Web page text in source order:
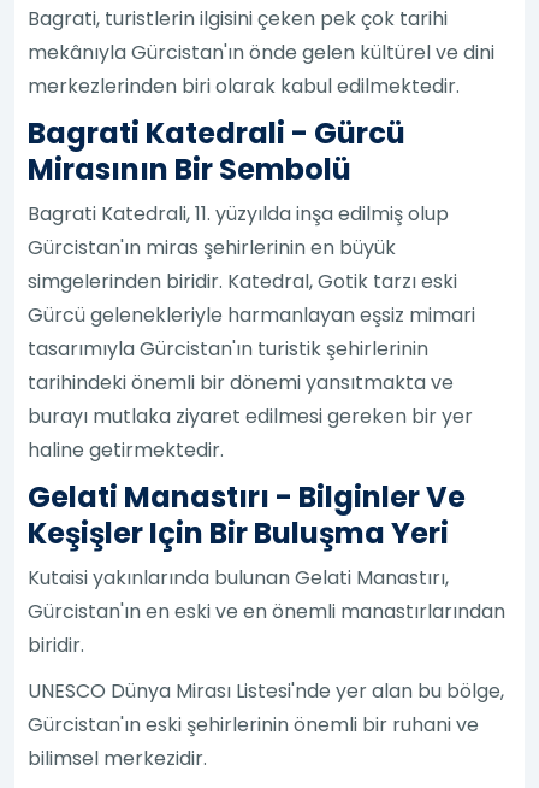
Bagrati, turistlerin ilgisini çeken pek çok tarihi
mekânıyla Gürcistan'ın önde gelen kültürel ve dini
merkezlerinden biri olarak kabul edilmektedir.
Bagrati Katedrali - Gürcü
Mirasının Bir Sembolü
Bagrati Katedrali, 11. yüzyılda inşa edilmiş olup
Gürcistan'ın miras şehirlerinin en büyük
simgelerinden biridir. Katedral, Gotik tarzı eski
Gürcü gelenekleriyle harmanlayan eşsiz mimari
tasarımıyla Gürcistan'ın turistik şehirlerinin
tarihindeki önemli bir dönemi yansıtmakta ve
burayı mutlaka ziyaret edilmesi gereken bir yer
haline getirmektedir.
Gelati Manastırı - Bilginler Ve
Keşişler Için Bir Buluşma Yeri
Kutaisi yakınlarında bulunan Gelati Manastırı,
Gürcistan'ın en eski ve en önemli manastırlarından
biridir.
UNESCO Dünya Mirası Listesi'nde yer alan bu bölge,
Gürcistan'ın eski şehirlerinin önemli bir ruhani ve
bilimsel merkezidir.